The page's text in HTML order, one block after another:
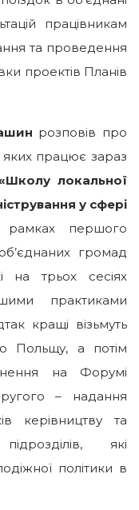
працівникам
та проведення
проектів Планів
розповів про
працює зараз
локальної
у сфері
першого
громад
на трьох сесіях
практиками
кращі візьмуть
Польщу, а потім
на Форумі
– надання
керівництву та
які
політики в